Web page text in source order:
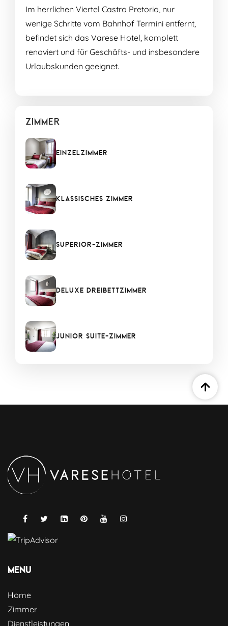
Im herrlichen Viertel Castro Pretorio, nur
wenige Schritte vom Bahnhof Termini entfernt,
befindet sich das Varese Hotel, komplett
renoviert und für Geschäfts- und insbesondere
Urlaubskunden geeignet.
Zimmer
Einzelzimmer
Klassisches Zimmer
Superior-Zimmer
Deluxe Dreibettzimmer
Junior Suite-Zimmer
Menu
Home
Zimmer
Dienstleistungen